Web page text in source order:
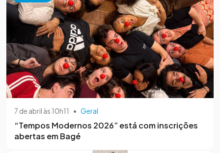
7 de abril às 10h11 • Geral
“Tempos Modernos 2026” está com inscrições
abertas em Bagé